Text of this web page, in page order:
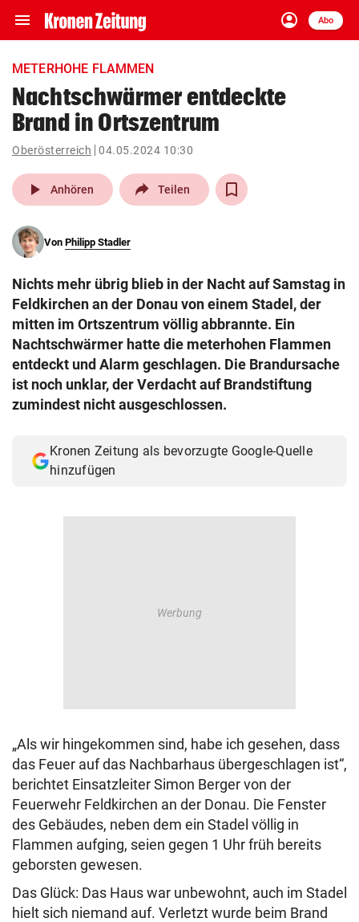
menu Navigation
ein-/ausklappen
account_circle
Anmelden
Abo
close Schließen
account_circle Anmelden
pin_drop
Wien arrow_right
search
eingeben
© Krone Multimedia GmbH & Co KG 2026
Muthgasse 2, 1190 Wien
METERHOHE FLAMMEN
Nachtschwärmer entdeckte
Brand in Ortszentrum
Oberösterreich 04.05.2024 10:30
play_arrow Anhören Teilen
Von Philipp Stadler
Nichts mehr übrig blieb in der Nacht auf Samstag in
Feldkirchen an der Donau von einem Stadel, der
mitten im Ortszentrum völlig abbrannte. Ein
Nachtschwärmer hatte die meterhohen Flammen
entdeckt und Alarm geschlagen. Die Brandursache
ist noch unklar, der Verdacht auf Brandstiftung
zumindest nicht ausgeschlossen.
Kronen Zeitung als bevorzugte Google-Quelle
hinzufügen
„Als wir hingekommen sind, habe ich gesehen, dass
das Feuer auf das Nachbarhaus übergeschlagen ist“,
berichtet Einsatzleiter Simon Berger von der
Feuerwehr Feldkirchen an der Donau. Die Fenster
des Gebäudes, neben dem ein Stadel völlig in
Flammen aufging, seien gegen 1 Uhr früh bereits
geborsten gewesen.
Das Glück: Das Haus war unbewohnt, auch im Stadel
hielt sich niemand auf. Verletzt wurde beim Brand